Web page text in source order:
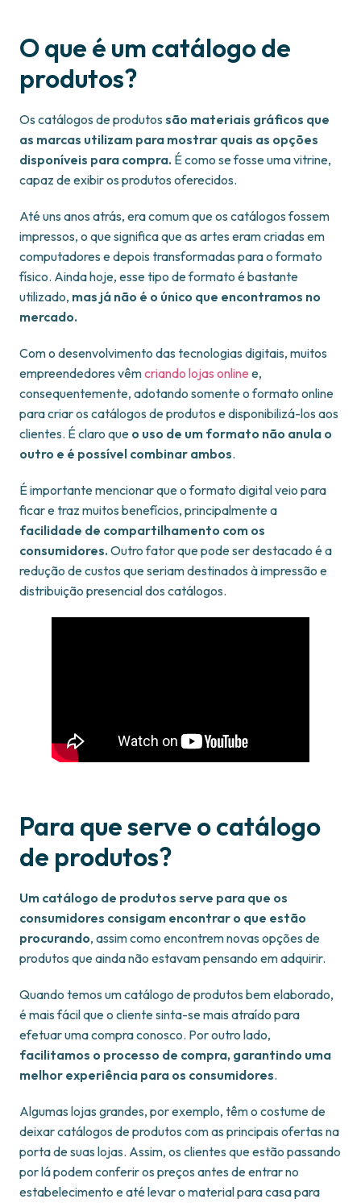
O que é um catálogo de
produtos?
Os catálogos de produtos são materiais gráficos que
as marcas utilizam para mostrar quais as opções
disponíveis para compra. É como se fosse uma vitrine,
capaz de exibir os produtos oferecidos.
Até uns anos atrás, era comum que os catálogos fossem
impressos, o que significa que as artes eram criadas em
computadores e depois transformadas para o formato
físico. Ainda hoje, esse tipo de formato é bastante
utilizado, mas já não é o único que encontramos no
mercado.
Com o desenvolvimento das tecnologias digitais, muitos
empreendedores vêmcriando lojas online e,
consequentemente, adotando somente o formato online
para criar os catálogos de produtos e disponibilizá-los aos
clientes. É claro que o uso de um formato não anula o
outro e é possível combinar ambos.
É importante mencionar que o formato digital veio para
ficar e traz muitos benefícios, principalmente a
facilidade de compartilhamento com os
consumidores. Outro fator que pode ser destacado é a
redução de custos que seriam destinados à impressão e
distribuição presencial dos catálogos.
Para que serve o catálogo
de produtos?
Um catálogo de produtos serve para que os
consumidores consigam encontrar o que estão
procurando, assim como encontrem novas opções de
produtos que ainda não estavam pensando em adquirir.
Quando temos um catálogo de produtos bem elaborado,
é mais fácil que o cliente sinta-se mais atraído para
efetuar uma compra conosco. Por outro lado,
facilitamos o processo de compra, garantindo uma
melhor experiência para os consumidores.
Algumas lojas grandes, por exemplo, têm o costume de
deixar catálogos de produtos com as principais ofertas na
porta de suas lojas. Assim, os clientes que estão passando
por lá podem conferir os preços antes de entrar no
estabelecimento e até levar o material para casa para